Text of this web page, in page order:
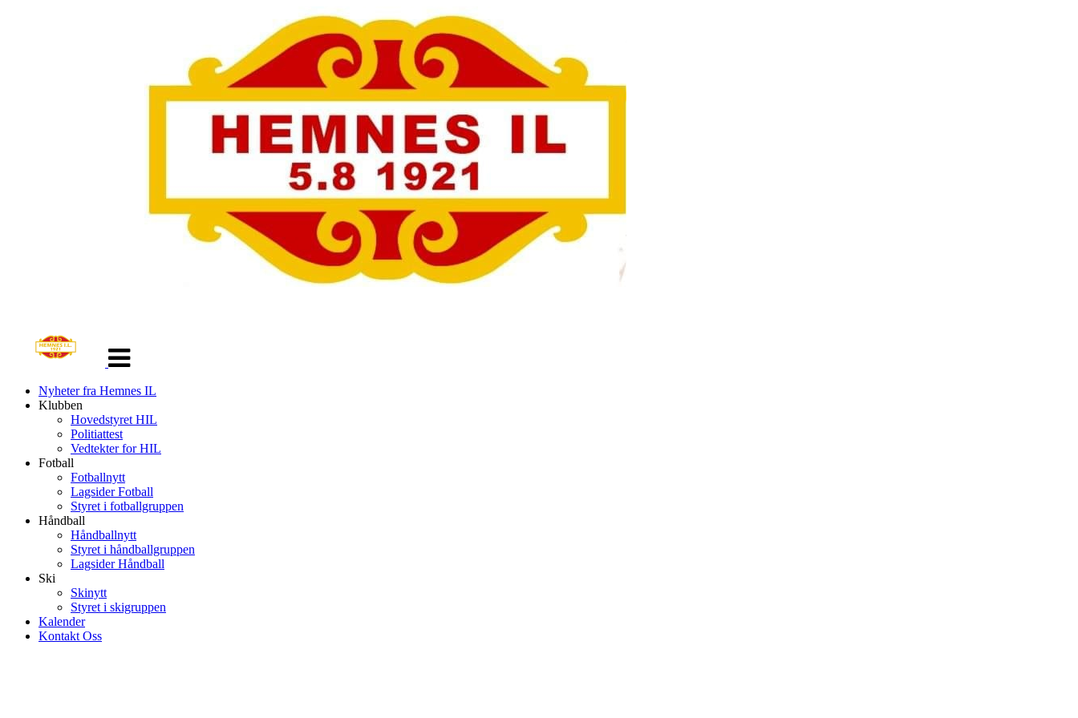
navigasjon
Nyheter fra Hemnes IL
Klubben
Hovedstyret HIL
Politiattest
Vedtekter for HIL
Fotball
Fotballnytt
Lagsider Fotball
Styret i fotballgruppen
Håndball
Håndballnytt
Styret i håndballgruppen
Lagsider Håndball
Ski
Skinytt
Styret i skigruppen
Kalender
Kontakt Oss